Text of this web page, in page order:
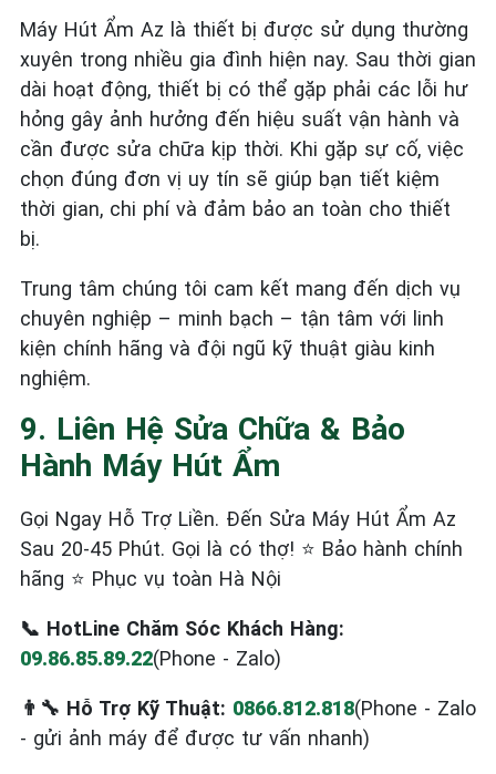
Máy Hút Ẩm Az là thiết bị được sử dụng thường
xuyên trong nhiều gia đình hiện nay. Sau thời gian
dài hoạt động, thiết bị có thể gặp phải các lỗi hư
hỏng gây ảnh hưởng đến hiệu suất vận hành và
cần được sửa chữa kịp thời. Khi gặp sự cố, việc
chọn đúng đơn vị uy tín sẽ giúp bạn tiết kiệm
thời gian, chi phí và đảm bảo an toàn cho thiết
bị.
Trung tâm chúng tôi cam kết mang đến dịch vụ
chuyên nghiệp – minh bạch – tận tâm với linh
kiện chính hãng và đội ngũ kỹ thuật giàu kinh
nghiệm.
9. Liên Hệ Sửa Chữa & Bảo
Hành Máy Hút Ẩm
Gọi Ngay Hỗ Trợ Liền. Đến Sửa Máy Hút Ẩm Az
Sau 20-45 Phút. Gọi là có thợ! ⭐ Bảo hành chính
hãng ⭐ Phục vụ toàn Hà Nội
📞 HotLine Chăm Sóc Khách Hàng:
09.86.85.89.22(Phone - Zalo)
👨‍🔧 Hỗ Trợ Kỹ Thuật: 0866.812.818(Phone - Zalo
- gửi ảnh máy để được tư vấn nhanh)